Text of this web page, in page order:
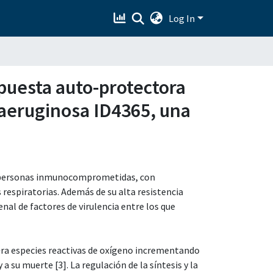
Log In
auto-protectora
ID4365, una
inmunocomprometidas, con
respiratorias. Además de su alta resistencia
de factores de virulencia entre los que
especies reactivas de oxígeno incrementando
su muerte [3]. La regulación de la síntesis y la